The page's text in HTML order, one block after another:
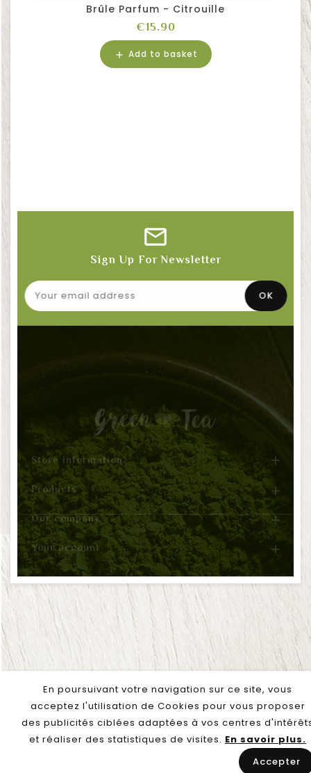
Ma Box "Saveur
d'Automne"
Brûle Parfum - Citrouille
Price
€15.90
add Add to basket
Sign Up For Newsletter

Products
Our company 
Your account 
© 2026 - GreenFloody
En poursuivant votre navigation sur ce site, vous
acceptez l'utilisation de Cookies pour vous
proposer des publicités ciblées adaptées à vos
centres d'intérêts et réaliser des statistiques de
visites.En savoir plus.
Accepter